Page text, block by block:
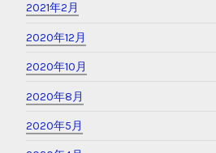
2021年2月
2020年12月
2020年10月
2020年8月
2020年5月